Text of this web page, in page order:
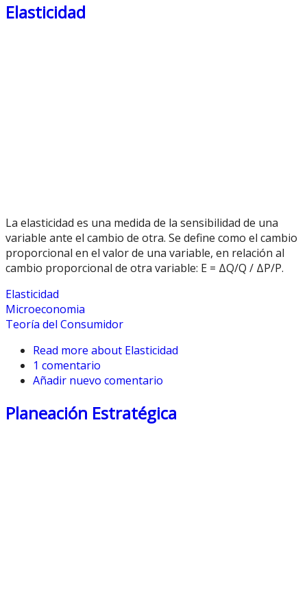
Elasticidad
La elasticidad es una medida de la sensibilidad de una
variable ante el cambio de otra. Se define como el cambio
proporcional en el valor de una variable, en relación al
cambio proporcional de otra variable: E = ΔQ/Q / ΔP/P.
Elasticidad
Microeconomia
Teoría del Consumidor
Read more about Elasticidad
1 comentario
Añadir nuevo comentario
Planeación Estratégica